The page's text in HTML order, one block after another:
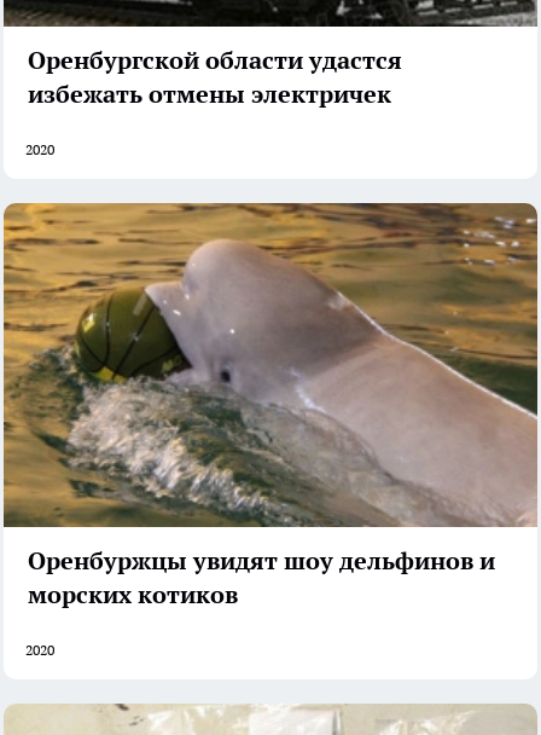
Оренбургской области удастся
избежать отмены электричек
2020
Оренбуржцы увидят шоу дельфинов и
морских котиков
2020